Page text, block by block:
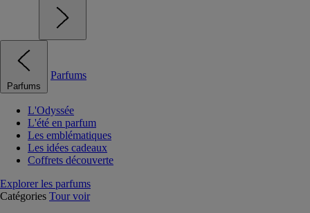
Parfums
Parfums
L'Odyssée
L'été en parfum
Les emblématiques
Les idées cadeaux
Coffrets découverte
Explorer les parfums
Catégories Tour voir